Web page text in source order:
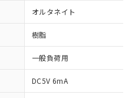
オルタネイト
樹脂
一般負荷用
DC5V 6mA